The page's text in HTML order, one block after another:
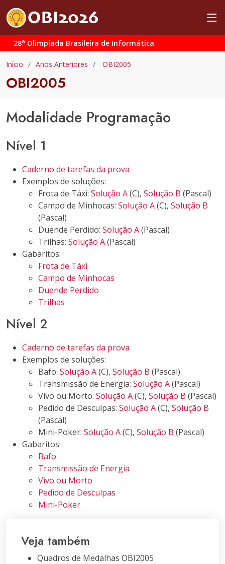
28a Olimpíada Brasileira de Informática
Início Anos Anteriores OBI2005
OBI2005
Modalidade Programação
Nível 1
Caderno de tarefas da prova
Exemplos de soluções:
Frota de Táxi: Solução A(C), Solução B (Pascal)
Campo de Minhocas: Solução A(C), Solução B
(Pascal)
Duende Perdido: Solução A(Pascal)
Trilhas: Solução A(Pascal)
Gabaritos:
Frota de Táxi
Campo de Minhocas
Duende Perdido
Trilhas
Nível 2
Caderno de tarefas da prova
Exemplos de soluções:
Bafo: Solução A(C), Solução B (Pascal)
Transmissão de Energia: Solução A(Pascal)
Vivo ou Morto: Solução A(C), Solução B (Pascal)
Pedido de Desculpas: Solução A(C), Solução B
(Pascal)
Mini-Poker: Solução A(C), Solução B (Pascal)
Gabaritos:
Bafo
Transmissão de Energia
Vivo ou Morto
Pedido de Desculpas
Mini-Poker
Veja também
Quadros de Medalhas OBI2005